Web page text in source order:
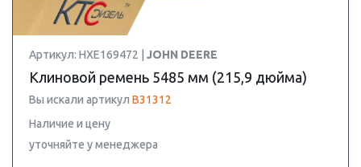
Артикул: HXE169472 | JOHN DEERE
Клиновой ремень 5485 мм (215,9 дюйма)
Вы искали артикул B31312
Наличие и цену
уточняйте у менеджера